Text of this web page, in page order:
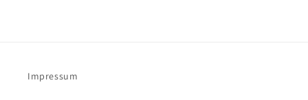
Impressum